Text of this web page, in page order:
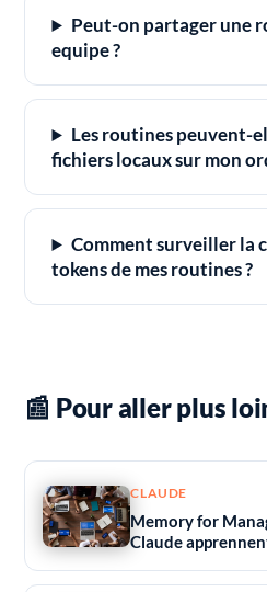
Peut-on partager une
equipe ?
Les routines peuvent-
fichiers locaux sur mon
Comment surveiller la
tokens de mes routines ?
📰 Pour aller plus
CLAUDE
Memory for
Claude